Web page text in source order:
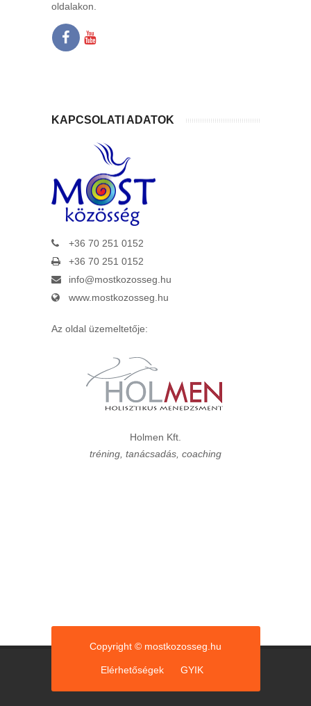
oldalakon.
KAPCSOLATI ADATOK
+36 70 251 0152
+36 70 251 0152
info@mostkozosseg.hu
www.mostkozosseg.hu
Az oldal üzemeltetője:
Holmen Kft.
tréning, tanácsadás, coaching
Copyright © mostkozosseg.hu
Elérhetőségek GYIK